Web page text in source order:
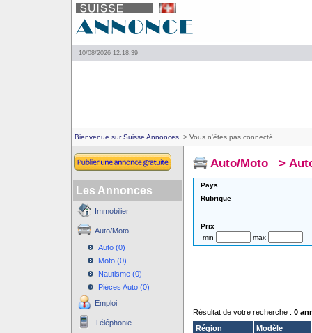
10/08/2026 12:18:39
Bienvenue sur Suisse Annonces. > Vous n'êtes pas connecté.
Les Annonces
Immobilier
Auto/Moto
Auto (0)
Moto (0)
Nautisme (0)
Pièces Auto (0)
Emploi
Téléphonie
Auto/Moto >
Pays
Rubrique
Prix
min
max
Résultat de votre recherche : 0
Région
Modèle